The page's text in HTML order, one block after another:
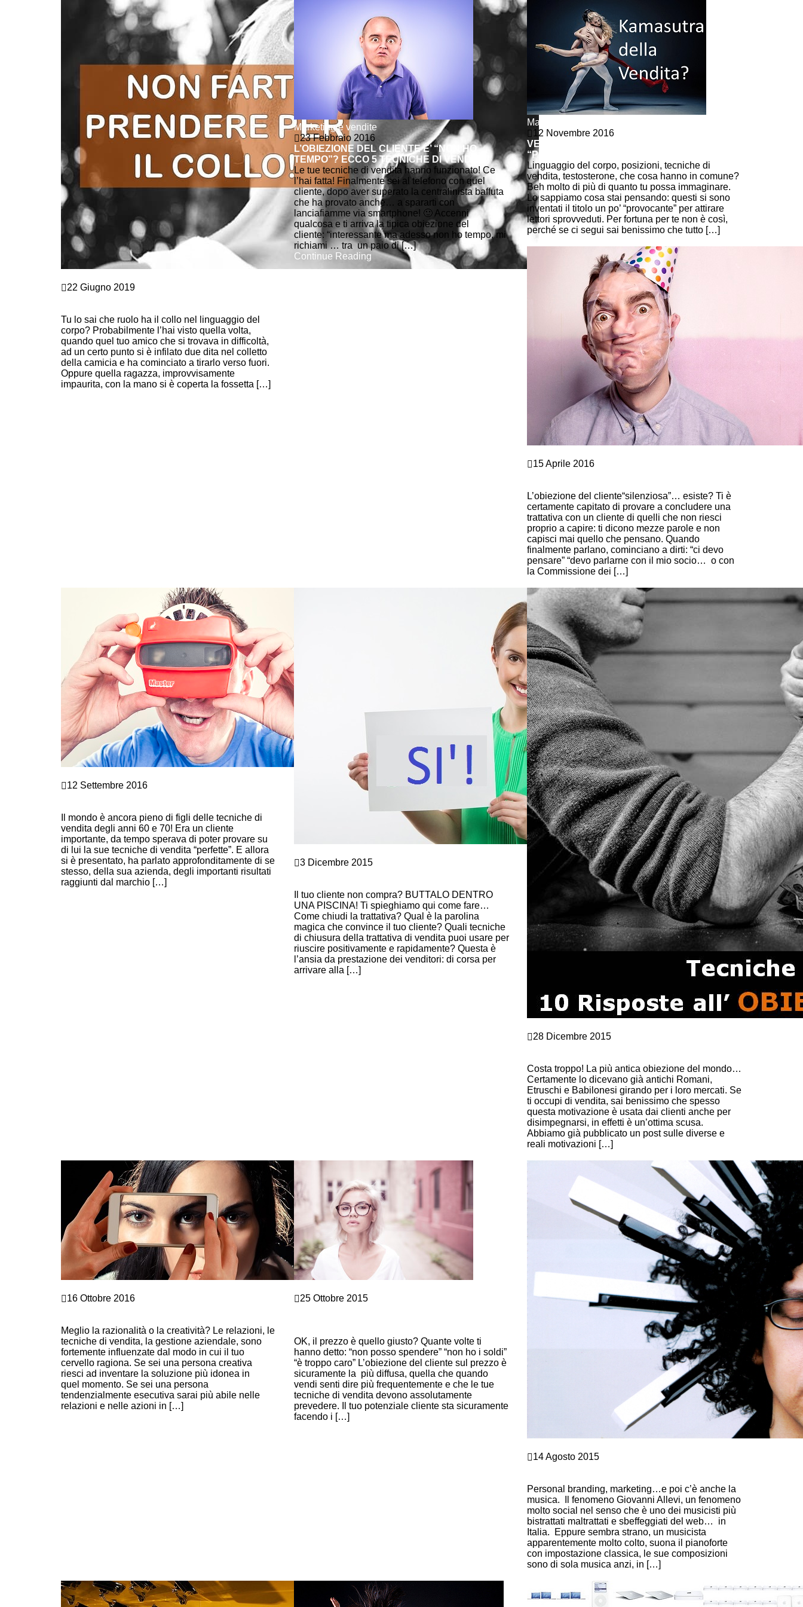
22 Giugno 2019
Tu lo sai che ruolo ha il collo nel linguaggio del
corpo? Probabilmente l’hai visto quella volta,
quando quel tuo amico che si trovava in difficoltà,
ad un certo punto si è infilato due dita nel colletto
della camicia e ha cominciato a tirarlo verso fuori.
Oppure quella ragazza, improvvisamente
impaurita, con la mano si è coperta la fossetta […]
Marketing e vendite
23 Febbraio 2016
L’OBIEZIONE DEL CLIENTE E’ “NON HO
TEMPO”? ECCO 5 TECNICHE DI VENDITA!
Le tue tecniche di vendita hanno funzionato! Ce
l’hai fatta! Finalmente sei al telefono con quel
cliente, dopo aver superato la centralinista baffuta
che ha provato anche… a spararti con
lanciafiamme via smartphone! 🙂 Accenni
qualcosa e ti arriva la tipica obiezione del
cliente: “interessante ma adesso non ho tempo, mi
richiami … tra un paio di […]
Continue Reading
Marketing e vendite
12 Novembre 2016
VENDERE IL DOPPIO? IL SEGRETO E’ NELLE
“POSIZIONI” COME NEL… KAMASUTRA!
Linguaggio del corpo, posizioni, tecniche di
vendita, testosterone, che cosa hanno in comune?
Beh molto di più di quanto tu possa immaginare.
Lo sappiamo cosa stai pensando: questi si sono
inventati il titolo un po’ “provocante” per attirare
lettori sprovveduti. Per fortuna per te non è così,
perché se ci segui sai benissimo che tutto […]
15 Aprile 2016
L’obiezione del cliente“silenziosa”… esiste? Ti è
certamente capitato di provare a concludere una
trattativa con un cliente di quelli che non riesci
proprio a capire: ti dicono mezze parole e non
capisci mai quello che pensano. Quando
finalmente parlano, cominciano a dirti: “ci devo
pensare” “devo parlarne con il mio socio… o con
la Commissione dei […]
12 Settembre 2016
Il mondo è ancora pieno di figli delle tecniche di
vendita degli anni 60 e 70! Era un cliente
importante, da tempo sperava di poter provare su
di lui la sue tecniche di vendita “perfette”. E allora
si è presentato, ha parlato approfonditamente di se
stesso, della sua azienda, degli importanti risultati
raggiunti dal marchio […]
3 Dicembre 2015
Il tuo cliente non compra? BUTTALO DENTRO
UNA PISCINA! Ti spieghiamo qui come fare…
Come chiudi la trattativa? Qual è la parolina
magica che convince il tuo cliente? Quali tecniche
di chiusura della trattativa di vendita puoi usare per
riuscire positivamente e rapidamente? Questa è
l’ansia da prestazione dei venditori: di corsa per
arrivare alla […]
28 Dicembre 2015
Costa troppo! La più antica obiezione del mondo…
Certamente lo dicevano già antichi Romani,
Etruschi e Babilonesi girando per i loro mercati. Se
ti occupi di vendita, sai benissimo che spesso
questa motivazione è usata dai clienti anche per
disimpegnarsi, in effetti è un’ottima scusa.
Abbiamo già pubblicato un post sulle diverse e
reali motivazioni […]
16 Ottobre 2016
Meglio la razionalità o la creatività? Le relazioni, le
tecniche di vendita, la gestione aziendale, sono
fortemente influenzate dal modo in cui il tuo
cervello ragiona. Se sei una persona creativa
riesci ad inventare la soluzione più idonea in
quel momento. Se sei una persona
tendenzialmente esecutiva sarai più abile nelle
relazioni e nelle azioni in […]
25 Ottobre 2015
OK, il prezzo è quello giusto? Quante volte ti
hanno detto: “non posso spendere” “non ho i soldi”
“è troppo caro” L’obiezione del cliente sul prezzo è
sicuramente la più diffusa, quella che quando
vendi senti dire più frequentemente e che le tue
tecniche di vendita devono assolutamente
prevedere. Il tuo potenziale cliente sta sicuramente
facendo i […]
14 Agosto 2015
Personal branding, marketing…e poi c’è anche la
musica. Il fenomeno Giovanni Allevi, un fenomeno
molto social nel senso che è uno dei musicisti più
bistrattati maltrattati e sbeffeggiati del web… in
Italia. Eppure sembra strano, un musicista
apparentemente molto colto, suona il pianoforte
con impostazione classica, le sue composizioni
sono di sola musica anzi, in […]